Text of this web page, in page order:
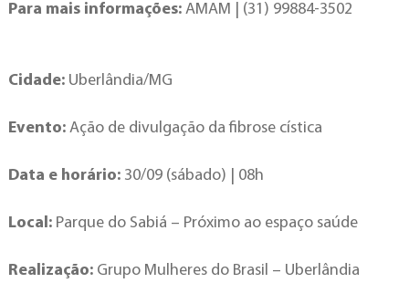
Para mais informações: AMAM | (31) 99884-3502
Cidade: Uberlândia/MG
Evento: Ação de divulgação da fibrose cística
Data e horário: 30/09 (sábado) | 08h
Local: Parque do Sabiá – Próximo ao espaço saúde
Realização: Grupo Mulheres do Brasil – Uberlândia